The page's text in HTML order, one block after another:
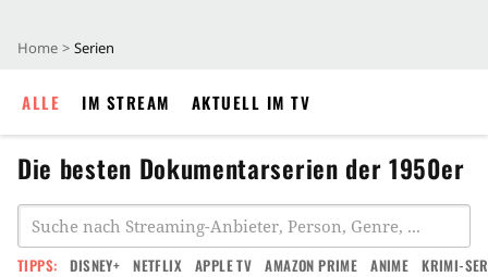
Home Serien
ALLE IM STREAM AKTUELL IM TV
Die besten Dokumentarserien der 1950er
TIPPS: DISNEY+ NETFLIX APPLE TV AMAZON PRIME ANIME KRIMI-